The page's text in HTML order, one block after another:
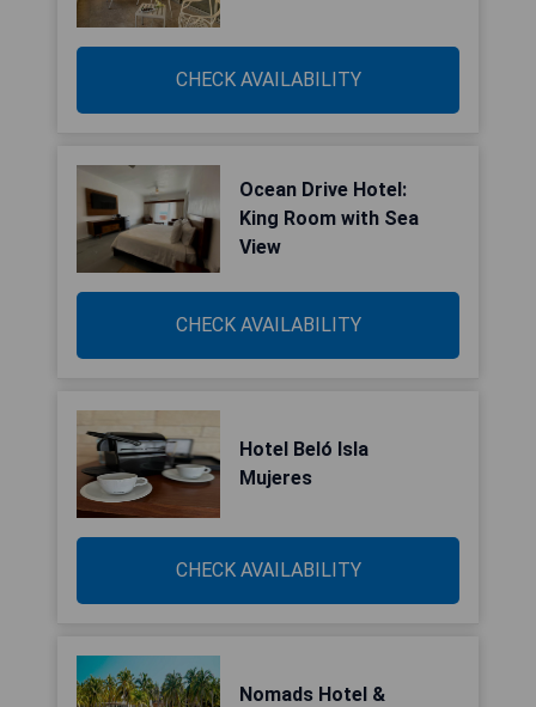
CHECK AVAILABILITY
Ocean Drive Hotel:
King Room with Sea
View
CHECK AVAILABILITY
Hotel Beló Isla
Mujeres
CHECK AVAILABILITY
Nomads Hotel &